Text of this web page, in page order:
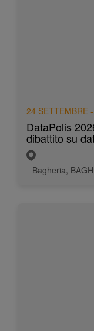
24 SETTEMBRE
DataPolis
dibattito su
Bagheria,